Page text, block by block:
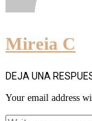
Mireia C
DEJA UNA
Your email address